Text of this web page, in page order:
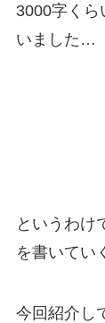
3000字くら
いました…
というわけ
を書いてい
今回紹介し